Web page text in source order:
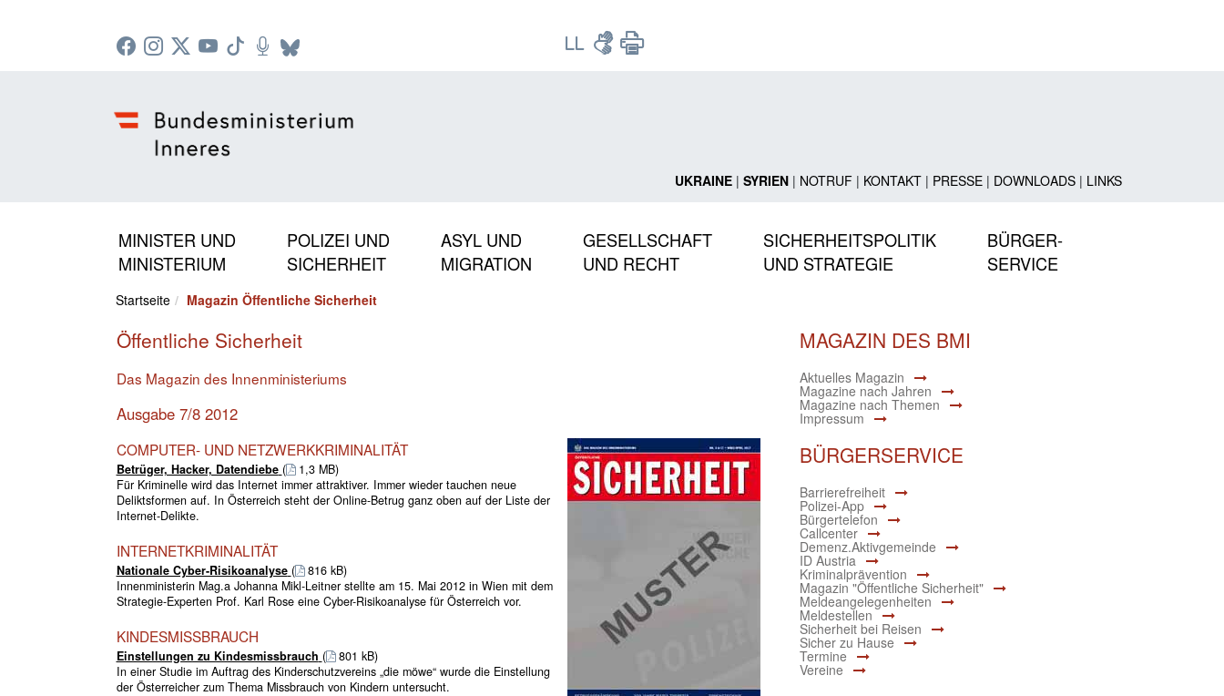
UKRAINE| SYRIEN| NOTRUF| KONTAKT| PRESSE| DOWNLOADS| LINKS
MINISTER UND
MINISTERIUM
POLIZEI UND
SICHERHEIT
ASYL UND
MIGRATION
GESELLSCHAFT
UND RECHT
SICHERHEITSPOLITIK
UND STRATEGIE
BÜRGER-
SERVICE
Startseite Magazin Öffentliche Sicherheit
Öffentliche Sicherheit
Das Magazin des Innenministeriums
Ausgabe 7/8 2012
COMPUTER- UND NETZWERKKRIMINALITÄT
Betrüger, Hacker, Datendiebe (
1,3 MB)
Für Kriminelle wird das Internet immer attraktiver. Immer wieder tauchen neue
Deliktsformen auf. In Österreich steht der Online-Betrug ganz oben auf der Liste der
Internet-Delikte.
INTERNETKRIMINALITÄT
Nationale Cyber-Risikoanalyse (
816 kB)
Innenministerin Mag.a Johanna Mikl-Leitner stellte am 15. Mai 2012 in Wien mit dem
Strategie-Experten Prof. Karl Rose eine Cyber-Risikoanalyse für Österreich vor.
KINDESMISSBRAUCH
Einstellungen zu Kindesmissbrauch (
801 kB)
In einer Studie im Auftrag des Kinderschutzvereins „die möwe“ wurde die Einstellung
der Österreicher zum Thema Missbrauch von Kindern untersucht.
MAGAZIN DES BMI
Aktuelles Magazin
Magazine nach Jahren
Magazine nach Themen
Impressum
BÜRGERSERVICE
Barrierefreiheit
Polizei-App
Bürgertelefon
Callcenter
Demenz.Aktivgemeinde
ID Austria
Kriminalprävention
Magazin "Öffentliche Sicherheit"
Meldeangelegenheiten
Meldestellen
Sicherheit bei Reisen
Sicher zu Hause
Termine
Vereine